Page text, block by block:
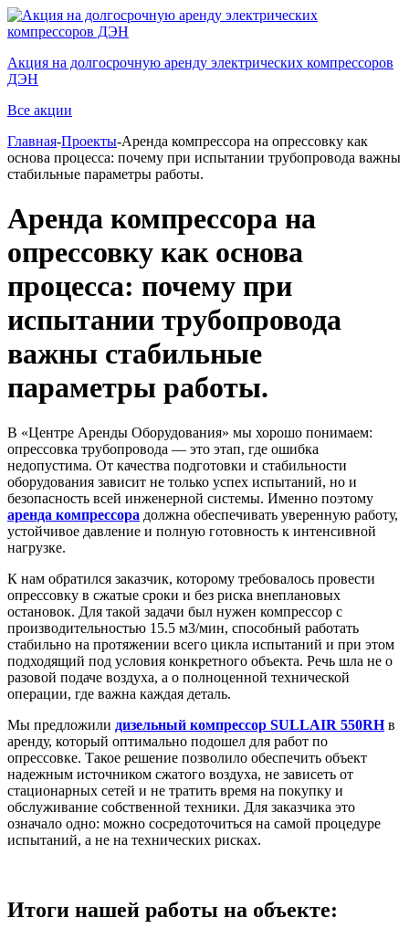
Акция на долгосрочную аренду электрических компрессоров
ДЭН
Все акции
Главная-Проекты-Аренда компрессора на опрессовку как
основа процесса: почему при испытании трубопровода важны
стабильные параметры работы.
Аренда компрессора на
опрессовку как основа
процесса: почему при
испытании трубопровода
важны стабильные
параметры работы.
В «Центре Аренды Оборудования» мы хорошо понимаем:
опрессовка трубопровода — это этап, где ошибка
недопустима. От качества подготовки и стабильности
оборудования зависит не только успех испытаний, но и
безопасность всей инженерной системы. Именно поэтому
аренда компрессора должна обеспечивать уверенную работу,
устойчивое давление и полную готовность к интенсивной
нагрузке.
К нам обратился заказчик, которому требовалось провести
опрессовку в сжатые сроки и без риска внеплановых
остановок. Для такой задачи был нужен компрессор с
производительностью 15.5 м3/мин, способный работать
стабильно на протяжении всего цикла испытаний и при этом
подходящий под условия конкретного объекта. Речь шла не о
разовой подаче воздуха, а о полноценной технической
операции, где важна каждая деталь.
Мы предложили дизельный компрессор SULLAIR 550RHв
аренду, который оптимально подошел для работ по
опрессовке. Такое решение позволило обеспечить объект
надежным источником сжатого воздуха, не зависеть от
стационарных сетей и не тратить время на покупку и
обслуживание собственной техники. Для заказчика это
означало одно: можно сосредоточиться на самой процедуре
испытаний, а не на технических рисках.
Итоги нашей работы на объекте: